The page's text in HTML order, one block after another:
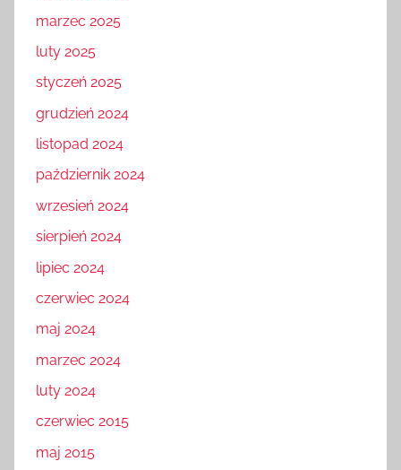
marzec 2025
luty 2025
styczeń 2025
grudzień 2024
listopad 2024
październik 2024
wrzesień 2024
sierpień 2024
lipiec 2024
czerwiec 2024
maj 2024
marzec 2024
luty 2024
czerwiec 2015
maj 2015